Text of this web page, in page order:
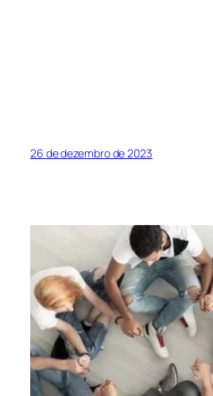
26 de dezembro de 2023